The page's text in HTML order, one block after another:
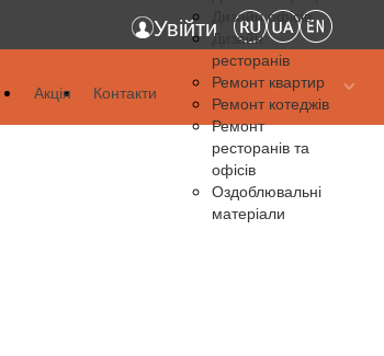
Увійти
Акція Контакти
Дизайн офісів
Дизайн
ресторанів
Ремонт квартир
Ремонт котеджів
Ремонт
ресторанів та
офісів
Оздоблювальні
матеріали